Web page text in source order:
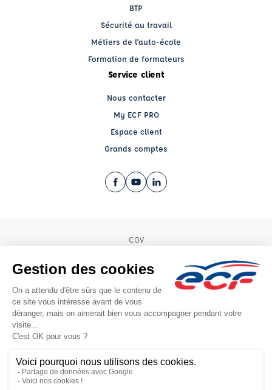
BTP
Sécurité au travail
Métiers de l'auto-école
Formation de formateurs
Service client
Nous contacter
My ECF PRO
Espace client
Grands comptes
Facebook (nouvelle fenêtre)
YouTube (nouvelle fenêtre)
LinkedIn (nouvelle fenêtre)
CGV
© 2026 École de Conduite Française. Tous droits réservés